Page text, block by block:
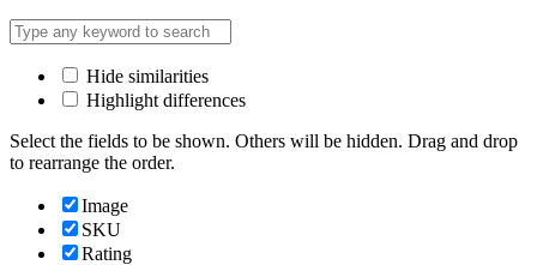
Hide similarities
Highlight differences
Select the fields to be shown. Others will be hidden. Drag and drop
to rearrange the order.
Image
SKU
Rating